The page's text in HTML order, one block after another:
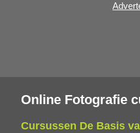
Online Fotografie
Cursussen De Basis